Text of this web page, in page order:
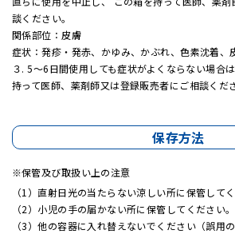
談ください。
関係部位：皮膚
症状：発疹・発赤、かゆみ、かぶれ、色素沈着、
３. 5～6日間使用しても症状がよくならない場合
持って医師、薬剤師又は登録販売者にご相談くださ
保存方法
保管及び取扱い上の注意
（1）直射日光の当たらない涼しい所に保管してく
（2）小児の手の届かない所に保管してください。
（3）他の容器に入れ替えないでください（誤用